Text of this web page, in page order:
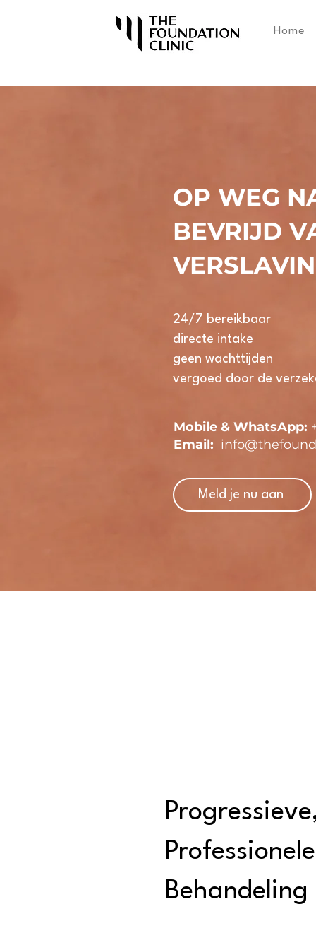
Home
OP WEG
BEVRIJD
24/7 bereikbaar
directe intake
geen wachttijden
vergoed door de
Mobile & WhatsApp:
Email:
Meld je nu aan
Professionele
Behandeling